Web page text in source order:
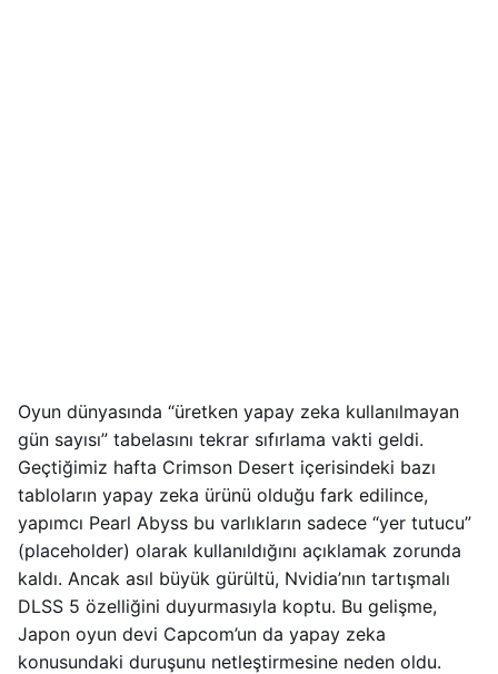
Oyun dünyasında “üretken yapay zeka kullanılmayan
gün sayısı” tabelasını tekrar sıfırlama vakti geldi.
Geçtiğimiz hafta Crimson Desert içerisindeki bazı
tabloların yapay zeka ürünü olduğu fark edilince,
yapımcı Pearl Abyss bu varlıkların sadece “yer tutucu”
(placeholder) olarak kullanıldığını açıklamak zorunda
kaldı. Ancak asıl büyük gürültü, Nvidia’nın tartışmalı
DLSS 5 özelliğini duyurmasıyla koptu. Bu gelişme,
Japon oyun devi Capcom’un da yapay zeka
konusundaki duruşunu netleştirmesine neden oldu.